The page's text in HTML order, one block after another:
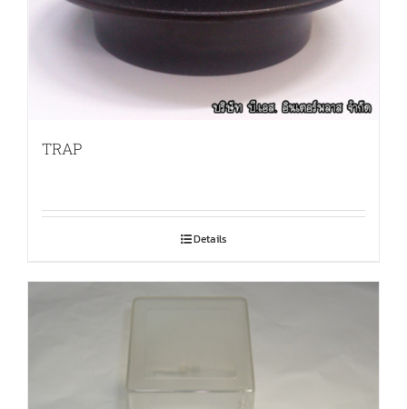
TRAP
Details